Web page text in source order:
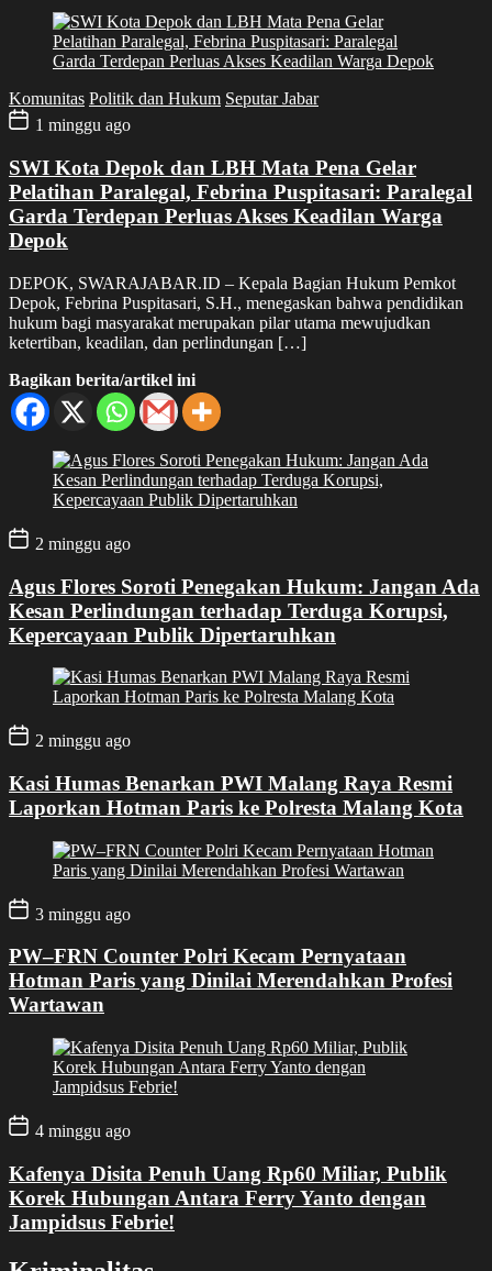
Komunitas Politik dan Hukum Seputar Jabar
1 minggu ago
SWI Kota Depok dan LBH Mata Pena Gelar
Pelatihan Paralegal, Febrina Puspitasari: Paralegal
Garda Terdepan Perluas Akses Keadilan Warga
Depok
DEPOK, SWARAJABAR.ID – Kepala Bagian Hukum Pemkot
Depok, Febrina Puspitasari, S.H., menegaskan bahwa pendidikan
hukum bagi masyarakat merupakan pilar utama mewujudkan
ketertiban, keadilan, dan perlindungan […]
Bagikan berita/artikel ini
2 minggu ago
Agus Flores Soroti Penegakan Hukum: Jangan Ada
Kesan Perlindungan terhadap Terduga Korupsi,
Kepercayaan Publik Dipertaruhkan
2 minggu ago
Kasi Humas Benarkan PWI Malang Raya Resmi
Laporkan Hotman Paris ke Polresta Malang Kota
3 minggu ago
PW–FRN Counter Polri Kecam Pernyataan
Hotman Paris yang Dinilai Merendahkan Profesi
Wartawan
4 minggu ago
Kafenya Disita Penuh Uang Rp60 Miliar, Publik
Korek Hubungan Antara Ferry Yanto dengan
Jampidsus Febrie!